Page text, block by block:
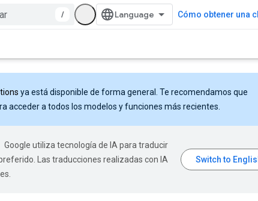
/ Cómo obtener una
ya está disponible de forma general. Te recomendamos que
acceder a todos los modelos y funciones más recientes.
Google utiliza tecnología de IA para traducir
Las traducciones realizadas con IA